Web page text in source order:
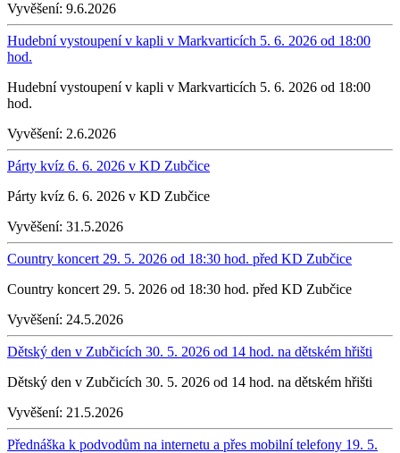
Vyvěšení: 9.6.2026
Hudební vystoupení v kapli v Markvarticích 5. 6. 2026 od 18:00
hod.
Hudební vystoupení v kapli v Markvarticích 5. 6. 2026 od 18:00
hod.
Vyvěšení: 2.6.2026
Párty kvíz 6. 6. 2026 v KD Zubčice
Párty kvíz 6. 6. 2026 v KD Zubčice
Vyvěšení: 31.5.2026
Country koncert 29. 5. 2026 od 18:30 hod. před KD Zubčice
Country koncert 29. 5. 2026 od 18:30 hod. před KD Zubčice
Vyvěšení: 24.5.2026
Dětský den v Zubčicích 30. 5. 2026 od 14 hod. na dětském hřišti
Dětský den v Zubčicích 30. 5. 2026 od 14 hod. na dětském hřišti
Vyvěšení: 21.5.2026
Přednáška k podvodům na internetu a přes mobilní telefony 19. 5.